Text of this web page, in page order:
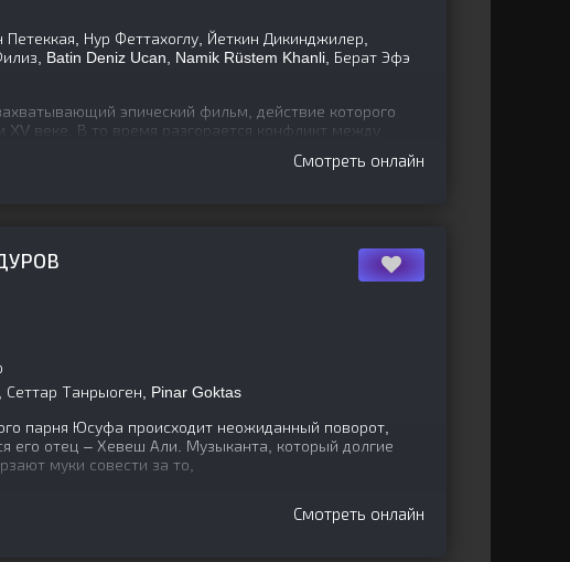
Нур Феттахоглу, Йеткин Дикинджилер,
Batin Deniz Ucan, Namik Rüstem Khanli, Берат Эфэ
эпический фильм, действие которого
XV веке. В то время разгорается конфликт между
империей и воинственным
Смотреть онлайн
Сеттар Танрыоген, Pinar Goktas
парня Юсуфа происходит неожиданный поворот,
его отец – Хевеш Али. Музыканта, который долгие
муки совести за то,
Смотреть онлайн